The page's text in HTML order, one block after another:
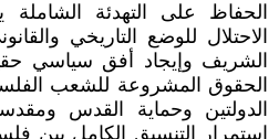
الحفاظ على التهدئة
الاحتلال للوضع التاريخي
الشريف وإيجاد أفق سياسي
الحقوق المشروعة للشعب
الدولتين وحماية القدس
استمرار التنسيق الكامل بين